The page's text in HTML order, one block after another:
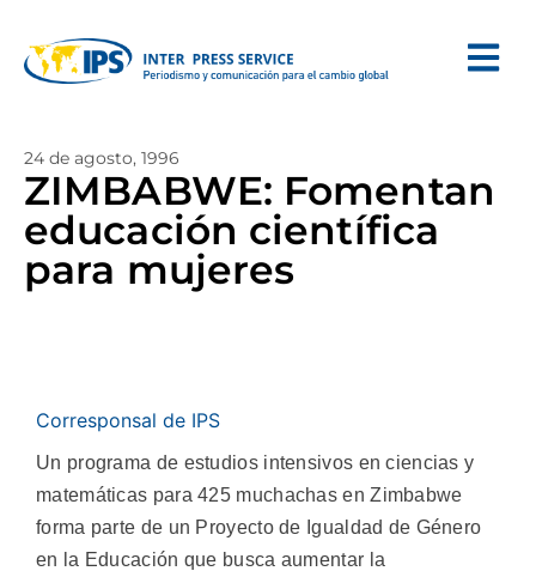
24 de agosto, 1996
ZIMBABWE: Fomentan
educación científica
para mujeres
Corresponsal de IPS
Un programa de estudios intensivos en ciencias y
matemáticas para 425 muchachas en Zimbabwe
forma parte de un Proyecto de Igualdad de Género
en la Educación que busca aumentar la